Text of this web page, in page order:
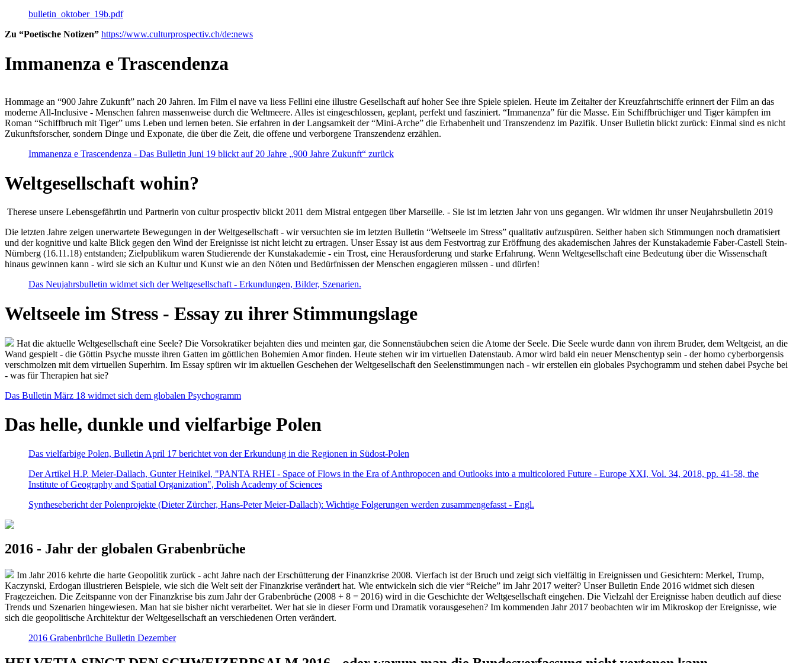
bulletin_oktober_19b.pdf
Zu “Poetische Notizen” https://www.culturprospectiv.ch/de:news
Immanenza e Trascendenza
Hommage an “900 Jahre Zukunft” nach 20 Jahren. Im Film el nave va liess Fellini eine illustre Gesellschaft auf hoher See ihre Spiele spielen. Heute im Zeitalter der Kreuzfahrtschiffe erinnert der Film an das
moderne All-Inclusive - Menschen fahren massenweise durch die Weltmeere. Alles ist eingeschlossen, geplant, perfekt und fasziniert. “Immanenza” für die Masse. Ein Schiffbrüchiger und Tiger kämpfen im
Roman “Schiffbruch mit Tiger” ums Leben und lernen beten. Sie erfahren in der Langsamkeit der “Mini-Arche” die Erhabenheit und Transzendenz im Pazifik. Unser Bulletin blickt zurück: Einmal sind es nicht
Zukunftsforscher, sondern Dinge und Exponate, die über die Zeit, die offene und verborgene Transzendenz erzählen.
Immanenza e Trascendenza - Das Bulletin Juni 19 blickt auf 20 Jahre „900 Jahre Zukunft“ zurück
Weltgesellschaft wohin?
Therese unsere Lebensgefährtin und Partnerin von cultur prospectiv blickt 2011 dem Mistral entgegen über Marseille. - Sie ist im letzten Jahr von uns gegangen. Wir widmen ihr unser Neujahrsbulletin 2019
Die letzten Jahre zeigen unerwartete Bewegungen in der Weltgesellschaft - wir versuchten sie im letzten Bulletin “Weltseele im Stress” qualitativ aufzuspüren. Seither haben sich Stimmungen noch dramatisiert
und der kognitive und kalte Blick gegen den Wind der Ereignisse ist nicht leicht zu ertragen. Unser Essay ist aus dem Festvortrag zur Eröffnung des akademischen Jahres der Kunstakademie Faber-Castell Stein-
Nürnberg (16.11.18) entstanden; Zielpublikum waren Studierende der Kunstakademie - ein Trost, eine Herausforderung und starke Erfahrung. Wenn Weltgesellschaft eine Bedeutung über die Wissenschaft
hinaus gewinnen kann - wird sie sich an Kultur und Kunst wie an den Nöten und Bedürfnissen der Menschen engagieren müssen - und dürfen!
Das Neujahrsbulletin widmet sich der Weltgesellschaft - Erkundungen, Bilder, Szenarien.
Weltseele im Stress - Essay zu ihrer Stimmungslage
Hat die aktuelle Weltgesellschaft eine Seele? Die Vorsokratiker bejahten dies und meinten gar, die Sonnenstäubchen seien die Atome der Seele. Die Seele wurde dann von ihrem Bruder, dem Weltgeist, an die
Wand gespielt - die Göttin Psyche musste ihren Gatten im göttlichen Bohemien Amor finden. Heute stehen wir im virtuellen Datenstaub. Amor wird bald ein neuer Menschentyp sein - der homo cyberborgensis
verschmolzen mit dem virtuellen Superhirn. Im Essay spüren wir im aktuellen Geschehen der Weltgesellschaft den Seelenstimmungen nach - wir erstellen ein globales Psychogramm und stehen dabei Psyche bei
- was für Therapien hat sie?
Das Bulletin März 18 widmet sich dem globalen Psychogramm
Das helle, dunkle und vielfarbige Polen
Das vielfarbige Polen, Bulletin April 17 berichtet von der Erkundung in die Regionen in Südost-Polen
Der Artikel H.P. Meier-Dallach, Gunter Heinikel, "PANTA RHEI - Space of Flows in the Era of Anthropocen and Outlooks into a multicolored Future - Europe XXI, Vol. 34, 2018, pp. 41-58, the
Institute of Geography and Spatial Organization", Polish Academy of Sciences
Synthesebericht der Polenprojekte (Dieter Zürcher, Hans-Peter Meier-Dallach): Wichtige Folgerungen werden zusammengefasst - Engl.
2016 - Jahr der globalen Grabenbrüche
Im Jahr 2016 kehrte die harte Geopolitik zurück - acht Jahre nach der Erschütterung der Finanzkrise 2008. Vierfach ist der Bruch und zeigt sich vielfältig in Ereignissen und Gesichtern: Merkel, Trump,
Kaczynski, Erdogan illustrieren Beispiele, wie sich die Welt seit der Finanzkrise verändert hat. Wie entwickeln sich die vier “Reiche” im Jahr 2017 weiter? Unser Bulletin Ende 2016 widmet sich diesen
Fragezeichen. Die Zeitspanne von der Finanzkrise bis zum Jahr der Grabenbrüche (2008 + 8 = 2016) wird in die Geschichte der Weltgesellschaft eingehen. Die Vielzahl der Ereignisse haben deutlich auf diese
Trends und Szenarien hingewiesen. Man hat sie bisher nicht verarbeitet. Wer hat sie in dieser Form und Dramatik vorausgesehen? Im kommenden Jahr 2017 beobachten wir im Mikroskop der Ereignisse, wie
sich die geopolitische Architektur der Weltgesellschaft an verschiedenen Orten verändert.
2016 Grabenbrüche Bulletin Dezember